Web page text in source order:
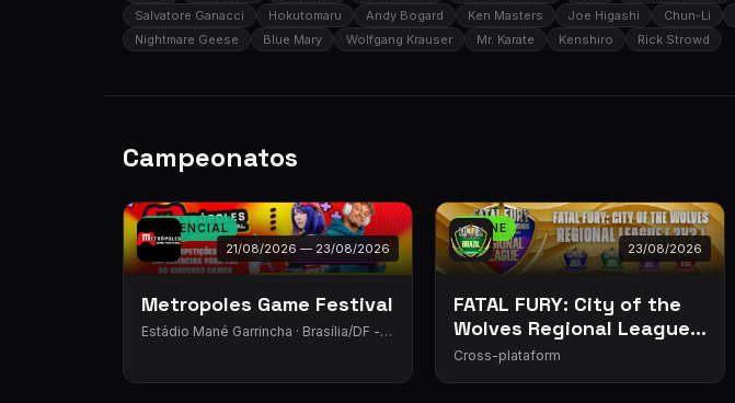
Salvatore Ganacci
Hokutomaru Andy Bogard Ken Masters Joe Higashi Chun-Li
Nightmare Geese
Blue Mary Wolfgang Krauser Mr. Karate Kenshiro Rick Strowd
Campeonatos
PRESENCIAL
21/08/2026 — 23/08/2026
Metropoles Game Festival
Estádio Mané Garrincha · Brasília/DF -
ONLINE
23/08/2026
FATAL FURY: City of the
Wolves Regional League
(2v2) South America
Cross-plataform